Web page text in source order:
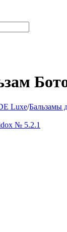
Luxe/Бальзамы